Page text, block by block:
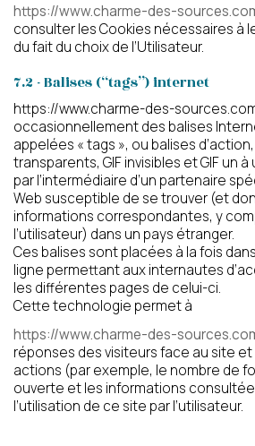
Présentation
Démarche Éco
Activités
Accompagnement
Intervenants extérieurs et
Restauration
Animations et
Les services
Nous contacter
Horaires et accès
La galerie photos
Démarches
Les aides financières
FAQ
https://www.charme-des-
consulter les Cookies nécessaires à
du fait du choix de l’Utilisateur.
7.2 - Balises (“tags”) internet
https://www.charme-des-
occasionnellement des balises
appelées « tags », ou balises d’action,
transparents, GIF invisibles et GIF un
par l’intermédiaire d’un partenaire
Web susceptible de se trouver (et
informations correspondantes, y
l’utilisateur) dans un pays étranger.
Ces balises sont placées à la fois
ligne permettant aux internautes
les différentes pages de celui-ci.
Cette technologie permet à
https://www.charme-des-
réponses des visiteurs face au site et
actions (par exemple, le nombre de
ouverte et les informations
l’utilisation de ce site par l’utilisateur.